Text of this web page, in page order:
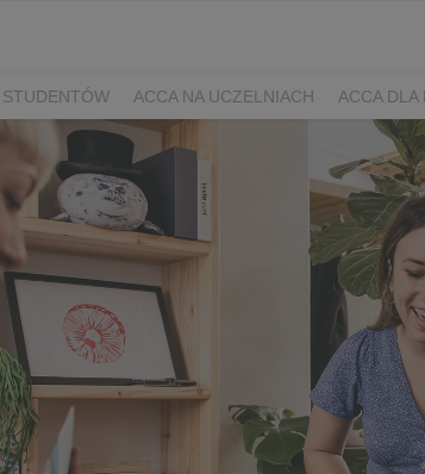
STUDENTÓW ACCA NA UCZELNIACH ACCA DLA